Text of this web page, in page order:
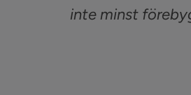
inte minst